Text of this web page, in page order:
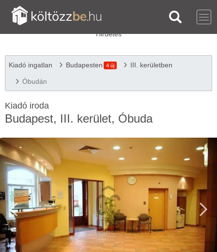
Kiadó ingatlan Budapesten 4 új III. kerületben
Óbudán
Kiadó iroda
Budapest, III. kerület, Óbuda